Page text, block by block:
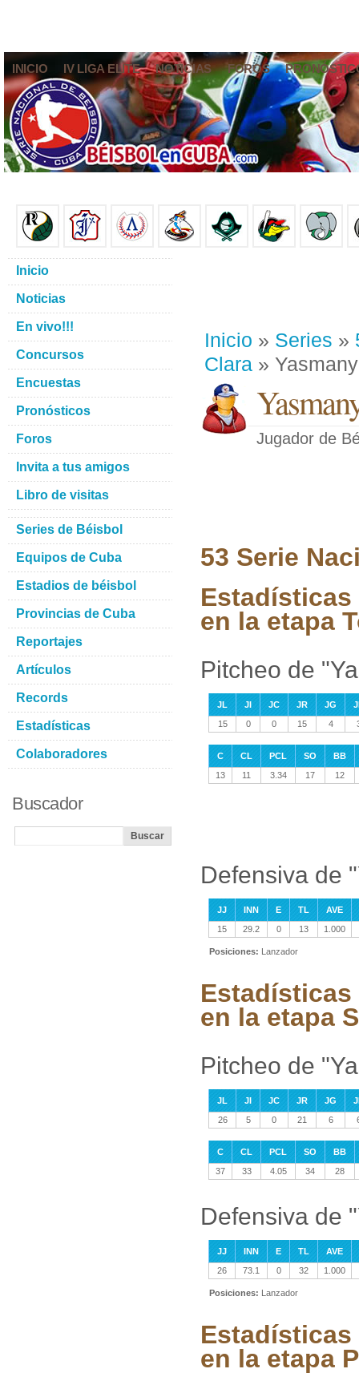
INICIO IV LIGA ELITE NOTICIAS FOROS
Inicio » Series »
Clara »
Jugador de
53 Serie
Estadísticas
en la etapa
Pitcheo de
JL JI JC JR JG
15
0 0 15 4
C CL PCL SO
BB
13
11 3.34 17 12
Defensiva de
JJ INN E TL
AVE
15
29.2 0 13 1.000
Posiciones: Lanzador
Estadísticas
en la etapa
Pitcheo de
JL JI JC JR JG
26
5 0 21 6
C CL PCL SO
BB
37
33 4.05 34 28
Defensiva de
JJ INN E TL
AVE
26
73.1 0 32 1.000
Posiciones: Lanzador
Estadísticas
en la etapa
Inicio
Noticias
En vivo!!!
Concursos
Encuestas
Pronósticos
Foros
Invita a tus amigos
Libro de visitas
Series de Béisbol
Equipos de Cuba
Estadios de béisbol
Provincias de Cuba
Reportajes
Artículos
Records
Estadísticas
Colaboradores
Buscador